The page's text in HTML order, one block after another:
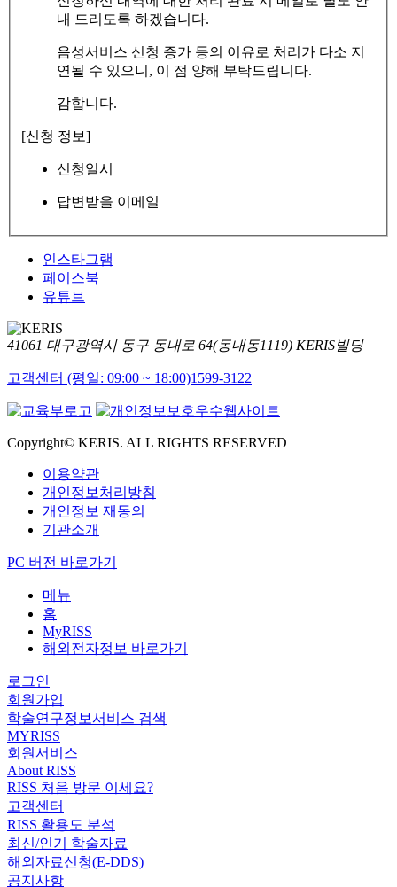
내 드리도록 하겠습니다.
음성서비스 신청 증가 등의 이유로 처리가 다소 지
연될 수 있으니, 이 점 양해 부탁드립니다.
감합니다.
[신청 정보]
신청일시
답변받을 이메일
인스타그램
페이스북
유튜브
41061 대구광역시 동구 동내로 64(동내동1119) KERIS빌딩
고객센터 (평일: 09:00 ~ 18:00)1599-3122
Copyright© KERIS. ALL RIGHTS RESERVED
이용약관
개인정보처리방침
개인정보 재동의
기관소개
PC 버전 바로가기
메뉴
홈
MyRISS
해외전자정보 바로가기
로그인
회원가입
학술연구정보서비스 검색
MYRISS
회원서비스
About RISS
RISS 처음 방문 이세요?
고객센터
RISS 활용도 분석
최신/인기 학술자료
해외자료신청(E-DDS)
공지사항